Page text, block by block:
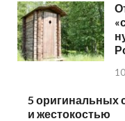
5 оригинальных
и жестокостью